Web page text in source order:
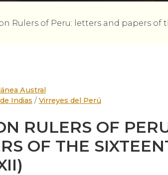
Rulers of Peru: letters and papers of
Austral
Indias / Virreyes del Perú
RULERS OF
OF THE